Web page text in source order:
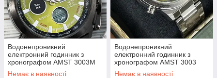
Водонепроникний
електронний годинник з
хронографом AMST 3003M
Black-Green Metall оригінал
Немає в наявності
Водонепроникний
електронний годинник з
хронографом AMST 3003
Metall Silver-Green оригінал
Немає в наявності